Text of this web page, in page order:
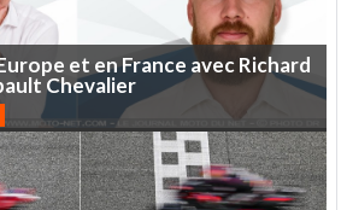
et enFrance avecRichard
Chevalier